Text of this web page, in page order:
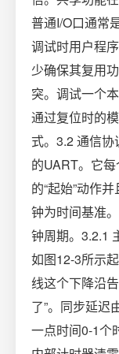
普通I/O口通常
调试时用户程
少确保其复用
突。调试一个
通过复位时的
式。3.2 通信协
的UART。它
的“起始”动作
钟为时间基准
钟周期。3.2.1
如图12-3所示
线这个下降沿
了”。同步延迟
一点时间0-1个